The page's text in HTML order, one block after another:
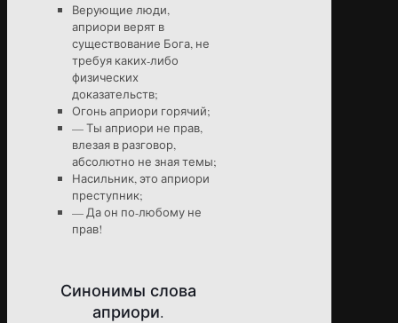
Верующие люди,
априори верят в
существование Бога, не
требуя каких-либо
физических
доказательств;
Огонь априори горячий;
— Ты априори не прав,
влезая в разговор,
абсолютно не зная темы;
Насильник, это априори
преступник;
— Да он по-любому не
прав!
Синонимы слова
априори.